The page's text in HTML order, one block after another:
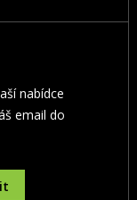
nabídce
email do